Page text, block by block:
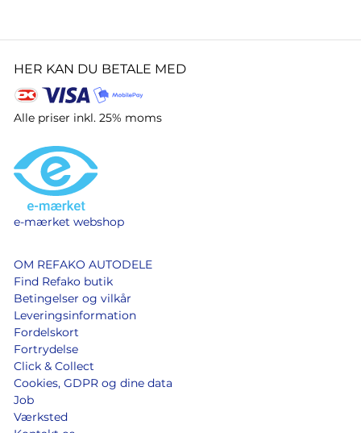
HER KAN DU BETALE MED
Alle priser inkl. 25% moms
e-mærket webshop
OM REFAKO AUTODELE
Find Refako butik
Betingelser og vilkår
Leveringsinformation
Fordelskort
Fortrydelse
Click & Collect
Cookies, GDPR og dine data
Job
Værksted